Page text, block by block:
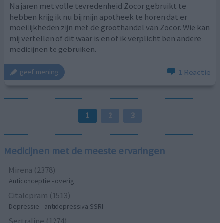
Na jaren met volle tevredenheid Zocor gebruikt te
hebben krijg ik nu bij mijn apotheek te horen dat er
moeilijkheden zijn met de groothandel van Zocor. Wie kan
mij vertellen of dit waar is en of ik verplicht ben andere
medicijnen te gebruiken.
geef mening 1 Reactie
1 2 3
Medicijnen met de meeste ervaringen
Mirena (2378)
Anticonceptie - overig
Citalopram (1513)
Depressie - antidepressiva SSRI
Sertraline (1274)